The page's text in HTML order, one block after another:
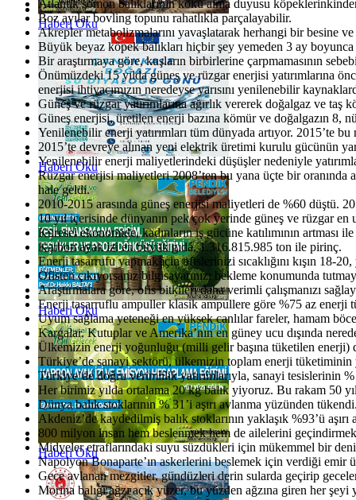
Haberi Oku
Haberi Oku
Haberi Oku
Haberi Oku
Atlantik somon balıklarının koku alma duyusu
Boz ayılar bovling topunu rahatlıkla parçalayabilir.
Akrepler metabolizmalarını yavaşlatarak herhangi bir besine
Büyük beyaz köpek balıkları hiçbir şey yemeden 3 ay
Bir araştırmaya göre, kuşların birbirlerine çarpmamasının
Önümüzdeki 15 yılda güneş ve rüzgar enerjisi yatırımlarına
enerjisi ihtiyacımızın neredeyse yarısını yenilenebilir
Güneş ve rüzgar yatırımlarına ağırlık vererek doğalgaz ve
Güneş enerjisi, üretilen enerji bazına kömür ve doğalgazın 8,
Yenilenebilir enerji yatırımları tüm dünyada artıyor. 2015’te
2015’te devreye alınan yeni elektrik üretimi kurulu gücünün
Yenilenebilir enerji maliyetlerindeki düşüşler nedeniyle
Rüzgar enerjisi maliyetleri 2008’ten bu yana üçte bir
hale geldi.
2010-2015 arasında güneş enerjisi maliyetleri de %60 düştü.
10 yıl içerisinde dünyanın pek çok yerinde güneş ve rüzgar
Küresel ekonomide, kadınların iş gücüne katılımının
Karbon ayak izi en büyük gıda, 1.316.815.985 ton ile pirinç.
Enerji tasarrufu yapmak için ofislerinizi sıcaklığını kışın 18-
Ofisten çıkıyorsanız bilgisayarınızı bekleme konumunda
Araştırmalara göre, ofis bitkileri daha verimli çalışmanızı
Enerji tasarruflu ampuller klasik ampullere göre %75 az enerji
Uyum sağlama yeteneği en yüksek canlılar fareler, hamam
Kargalar, Kutuplar ve Amerika’nın en güney ucu dışında
Ülkemizin enerji yoğunluğu (milli gelir başına tüketilen enerji)
Türkiye’de sanayi sektörü, ülkemizin toplam enerji tüketiminin
Türkiye’de doğru verimlilik yatırımlarıyla, sanayi tesislerinin
Her birimiz yılda ortalama 20 kg balık yiyoruz. Bu rakam 50
Dünya balık stoklarının % 31’i aşırı avlanma yüzünden tükendi.
Akdeniz’de kaydedilmiş balık stoklarının yaklaşık %93’ü
800 milyon insan hem beslenmek hem de ailelerini
Midyeler etraflarındaki suyu süzdükleri için mükemmel bir
Napolyon Bonaparte’ın askerlerini beslemek için verdiği emir
Gece avlanan mezgitler, gündüzleri derin sularda geçirip
Morina balığı ağzı açık yüzer, bu yüzden ağzına giren her şeyi